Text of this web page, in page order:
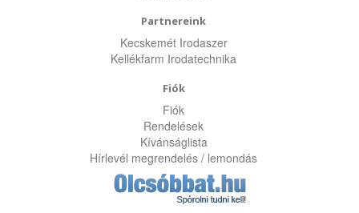
Partnereink
Kecskemét Irodaszer
Kellékfarm Irodatechnika
Fiók
Fiók
Rendelések
Kívánságlista
Hírlevél megrendelés / lemondás